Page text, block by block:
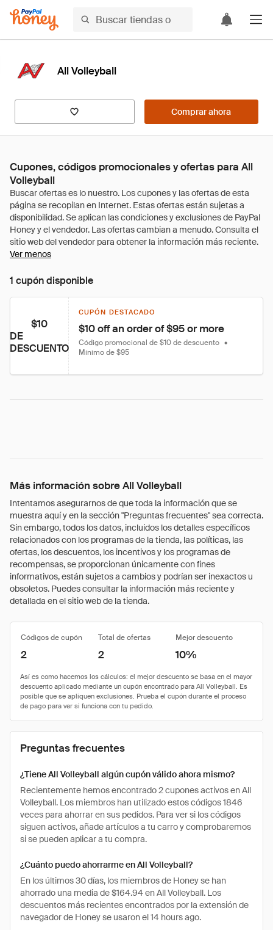
All Volleyball
Comprar ahora
Cupones, códigos promocionales y ofertas para All
Volleyball
Ver menos
1 cupón disponible
$10
DE
DESCUENTO
CUPÓN DESTACADO
$10 off an order of $95 or more
Código promocional de $10 de descuento •
Mínimo de $95
Más información sobre All Volleyball
Intentamos asegurarnos de que toda la información que se
muestra aquí y en la sección "Preguntas frecuentes" sea correcta.
Sin embargo, todos los datos, incluidos los detalles específicos
relacionados con los programas de la tienda, las políticas, las
ofertas, los descuentos, los incentivos y los programas de
recompensas, se proporcionan únicamente con fines
informativos, están sujetos a cambios y podrían ser inexactos u
obsoletos. Puedes consultar la información más reciente y
detallada en el sitio web de la tienda.
Códigos de cupón Total de ofertas Mejor descuento
2 2 10%
Preguntas frecuentes
¿Tiene All Volleyball algún cupón válido ahora mismo?
Recientemente hemos encontrado 2 cupones activos en All
Volleyball. Los miembros han utilizado estos códigos 1846
veces para ahorrar en sus pedidos. Para ver si los códigos
siguen activos, añade artículos a tu carro y comprobaremos
si se pueden aplicar a tu compra.
¿Cuánto puedo ahorrarme en All Volleyball?
En los últimos 30 días, los miembros de Honey se han
ahorrado una media de $164.94 en All Volleyball. Los
descuentos más recientes encontrados por la extensión de
navegador de Honey se usaron el 14 hours ago.